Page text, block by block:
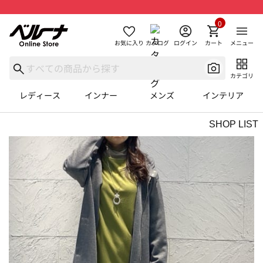
お気に入り カタログ ログイン カート
0
メニュー
カテゴリ
レディース インナー メンズ インテリア
SHOP LIST